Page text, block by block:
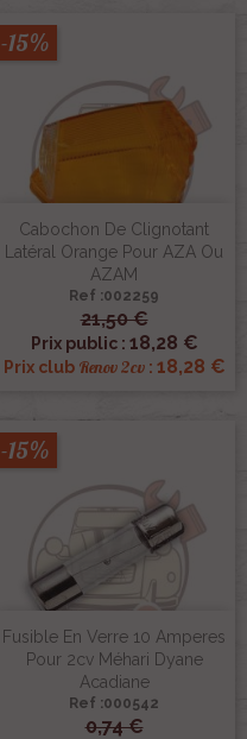
Cabochon De Clignotant
Latéral Orange Pour AZA Ou
AZAM
Ref :002259
21,50 €
Prix public : 18,28 €
Prix club Renov 2cv: 18,28 €
-15%
Fusible En Verre 10 Amperes
Pour 2cv Méhari Dyane
Acadiane
Ref :000542
0,74 €
-15%